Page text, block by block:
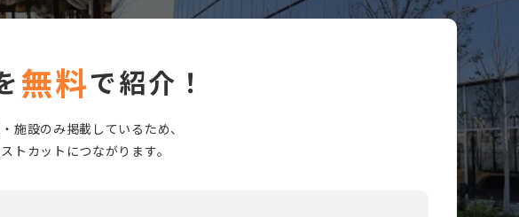
無料で紹介！
施設のみ掲載しているため、
トカットにつながります。